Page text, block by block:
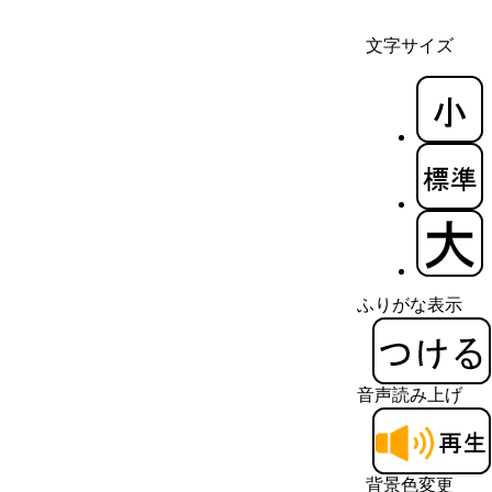
文字サイズ
ふりがな表示
音声読み上げ
背景色変更